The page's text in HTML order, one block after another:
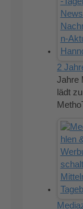
2
Jahre
lädt